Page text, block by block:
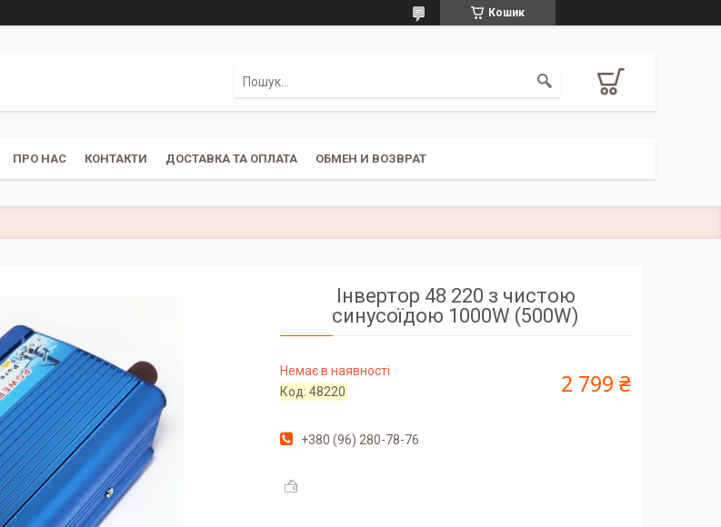
Кошик
ПРО НАС КОНТАКТИ ДОСТАВКА ТА ОПЛАТА ОБМЕН И ВОЗВРАТ
Інвертор 48 220 з чистою
синусоїдою 1000W (500W)
Немає в наявності
Код:48220 2 799 ₴
+380 (96) 280-78-76